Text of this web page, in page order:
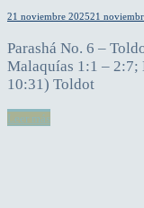
21 noviembre 202521
Parashá No. 6 –
Malaquías 1:1 – 2:7;
10:31) Toldot
Leer más